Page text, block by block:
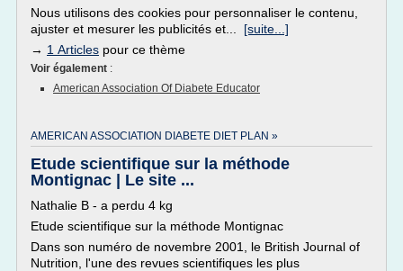
Nous utilisons des cookies pour personnaliser le contenu,
ajuster et mesurer les publicités et... [suite...]
→ 1 Articles pour ce thème
Voir également :
American Association Of Diabete Educator
AMERICAN ASSOCIATION DIABETE DIET PLAN »
Etude scientifique sur la méthode
Montignac | Le site ...
Nathalie B - a perdu 4 kg
Etude scientifique sur la méthode Montignac
Dans son numéro de novembre 2001, le British Journal of
Nutrition, l'une des revues scientifiques les plus